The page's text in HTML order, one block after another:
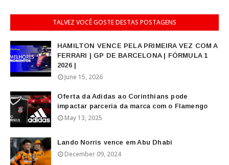
TALVEZ VOCÊ GOSTE DESTAS POSTAGENS
HAMILTON VENCE PELA PRIMEIRA VEZ COM A
FERRARI | GP DE BARCELONA | FÓRMULA 1
2026 |
June 15, 2026
Oferta da Adidas ao Corinthians pode
impactar parceria da marca com o Flamengo
May 13, 2025
Lando Norris vence em Abu Dhabi
December 09, 2024